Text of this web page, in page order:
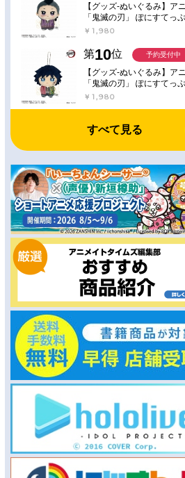
【グッズ-ぬいぐるみ】ア
「鬼滅の刃」 ぽにすてっ
弾 不死川 玄弥
￥1,980
第10位
【グッズ-ぬいぐるみ】ア
「鬼滅の刃」 ぽにすてっ
弾 冨岡 義勇
￥1,980
予約受付中
すべて見る